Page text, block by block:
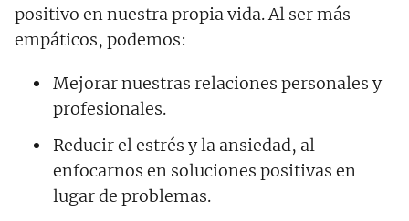
positivo en nuestra propia vida. Al ser más
empáticos, podemos:
Mejorar nuestras relaciones personales y
profesionales.
Reducir el estrés y la ansiedad, al
enfocarnos en soluciones positivas en
lugar de problemas.